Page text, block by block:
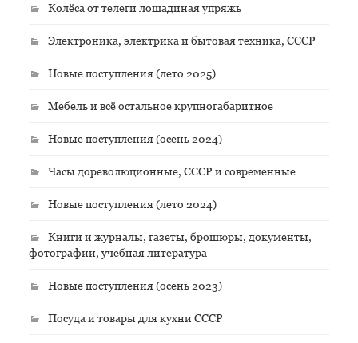
Колёса от телеги лошадиная упряжь
Электроника, электрика и бытовая техника, СССР
Новые поступления (лето 2025)
Мебель и всё остальное крупногабаритное
Новые поступления (осень 2024)
Часы дореволюционные, СССР и современные
Новые поступления (лето 2024)
Книги и журналы, газеты, брошюры, документы,
фотографии, учебная литература
Новые поступления (осень 2023)
Посуда и товары для кухни СССР